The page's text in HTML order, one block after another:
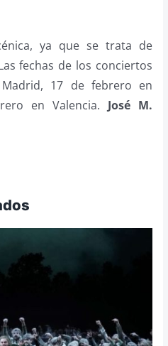
ya que se trata de
fechas de los conciertos
17 de febrero en
en Valencia. José M.